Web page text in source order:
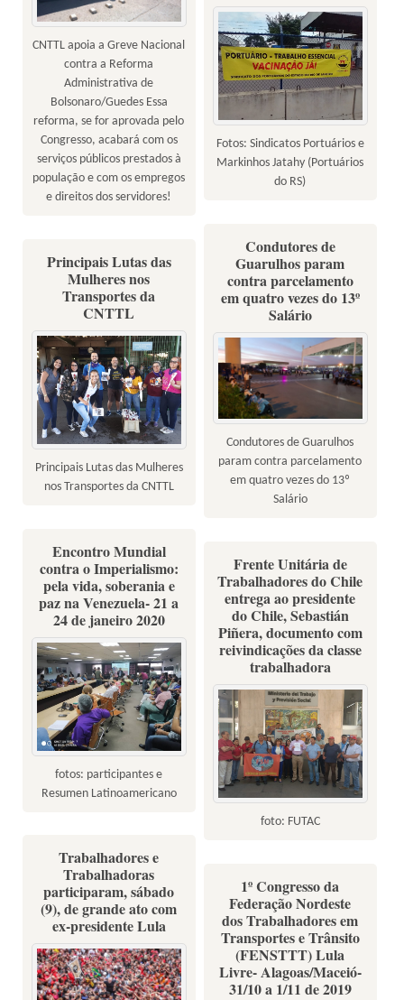
CNTTL apoia a Greve Nacional
contra a Reforma
Administrativa de
Bolsonaro/Guedes Essa
reforma, se for aprovada pelo
Congresso, acabará com os
serviços públicos prestados à
população e com os empregos
e direitos dos servidores!
Fotos: Sindicatos Portuários e
Markinhos Jatahy (Portuários
do RS)
Condutores de
Guarulhos param
contra parcelamento
em quatro vezes do 13º
Salário
Condutores de Guarulhos
param contra parcelamento
em quatro vezes do 13º
Salário
Principais Lutas das
Mulheres nos
Transportes da
CNTTL
Principais Lutas das Mulheres
nos Transportes da CNTTL
Encontro Mundial
contra o Imperialismo:
pela vida, soberania e
paz na Venezuela- 21 a
24 de janeiro 2020
fotos: participantes e
Resumen Latinoamericano
Frente Unitária de
Trabalhadores do Chile
entrega ao presidente
do Chile, Sebastián
Piñera, documento com
reivindicações da classe
trabalhadora
foto: FUTAC
Trabalhadores e
Trabalhadoras
participaram, sábado
(9), de grande ato com
ex-presidente Lula
1º Congresso da
Federação Nordeste
dos Trabalhadores em
Transportes e Trânsito
(FENSTTT) Lula
Livre- Alagoas/Maceió-
31/10 a 1/11 de 2019